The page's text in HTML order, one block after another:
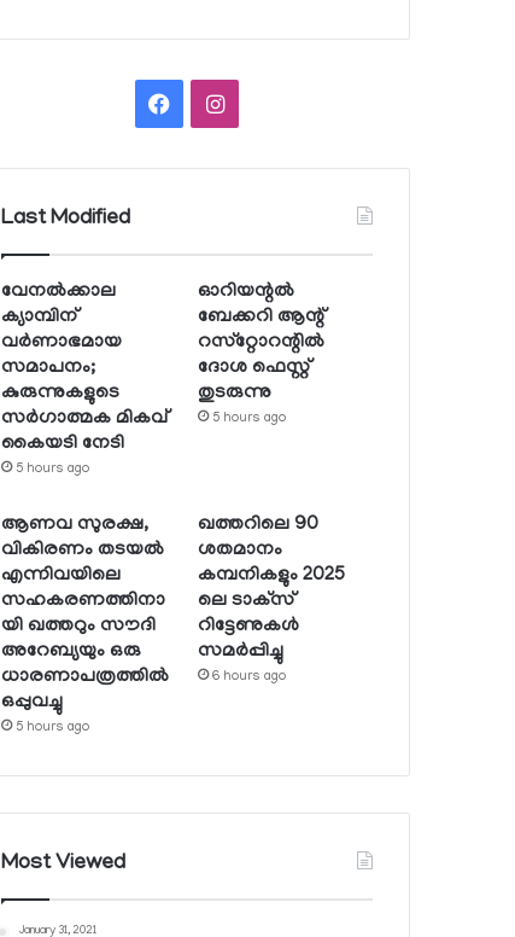
FacebookInstagram
Last Modified
വേനല്‍ക്കാല
ക്യാമ്പിന്
വര്‍ണാഭമായ
സമാപനം;
കുരുന്നുകളുടെ
സര്‍ഗാത്മക മികവ്
കൈയടി നേടി
5 hours ago
ഓറിയന്റല്‍
ബേക്കറി ആന്റ്
റസ്‌റ്റോറന്റില്‍
ദോശ ഫെസ്റ്റ്
തുടരുന്നു
5 hours ago
ആണവ സുരക്ഷ,
വികിരണം തടയല്‍
എന്നിവയിലെ
സഹകരണത്തിനാ
യി ഖത്തറും സൗദി
അറേബ്യയും ഒരു
ധാരണാപത്രത്തില്‍
ഒപ്പുവച്ചു
5 hours ago
ഖത്തറിലെ 90
ശതമാനം
കമ്പനികളും 2025
ലെ ടാക്‌സ്
റിട്ടേണുകള്‍
സമര്‍പ്പിച്ചു
6 hours ago
Most Viewed
January 31, 2021